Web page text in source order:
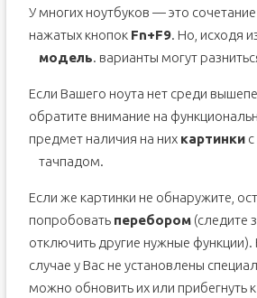
У многих ноутбуков — это
нажатых кнопок Fn+F9. Но, исходя
модель. варианты могут
Если Вашего ноута нет среди
обратите внимание на
предмет наличия на них картинкис
тачпадом.
Если же картинки не обнаружите,
попробовать перебором(следите
отключить другие нужные функции).
случае у Вас не установлены
можно обновить их или прибегнуть